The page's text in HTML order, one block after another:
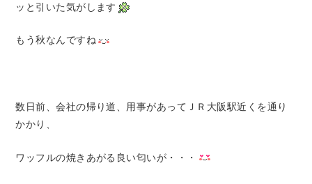
ッと引いた気がします
もう秋なんですね
数日前、会社の帰り道、用事があってＪＲ大阪駅近くを通り
かかり、
ワッフルの焼きあがる良い匂いが・・・